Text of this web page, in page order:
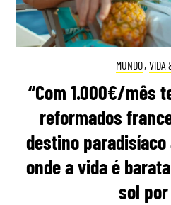
MUNDO, VIDA
“Com 1.000€/mês
reformados
destino paradisíaco
onde a vida é
sol